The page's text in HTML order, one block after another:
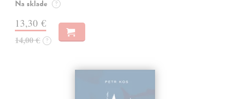
Na sklade ?
13,30 €
14,00 € ?